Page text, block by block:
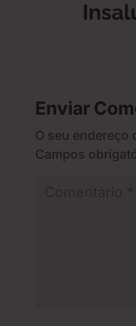
Enviar
O seu endereço
Campos